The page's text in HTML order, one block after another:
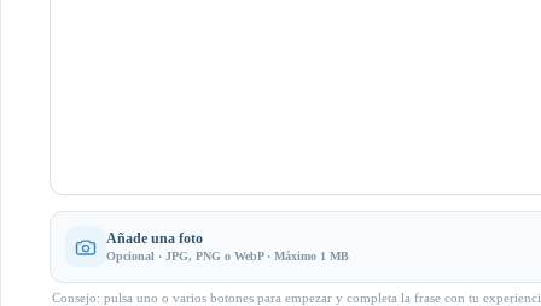
Añade una foto
Opcional · JPG, PNG o WebP · Máximo 1 MB
Consejo: pulsa uno o varios botones para empezar y completa la frase con tu